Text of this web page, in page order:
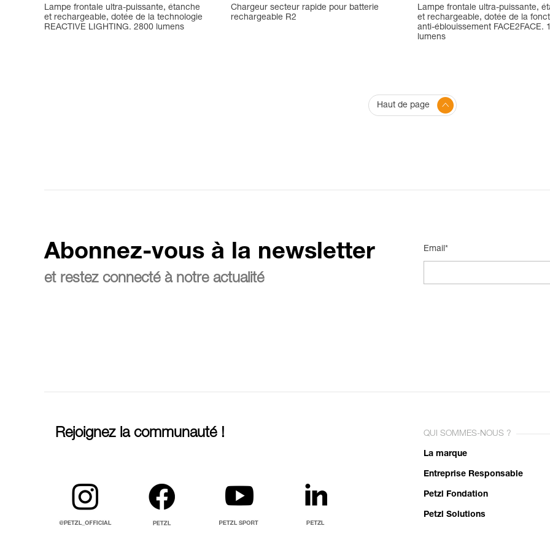
Lampe frontale ultra-puissante, étanche
et rechargeable, dotée de la technologie
REACTIVE LIGHTING. 2800 lumens
Chargeur secteur rapide pour batterie
rechargeable R2
Lampe frontale ultra-puissante,
et rechargeable, dotée de la
anti-éblouissement FACE2FACE.
lumens
Haut de page
Abonnez-vous à la newsletter
et restez connecté à notre actualité
Email*
Rejoignez la communauté ! QUI SOMMES-NOUS ?
La marque
Entreprise Responsable
Petzl Fondation
Petzl Solutions